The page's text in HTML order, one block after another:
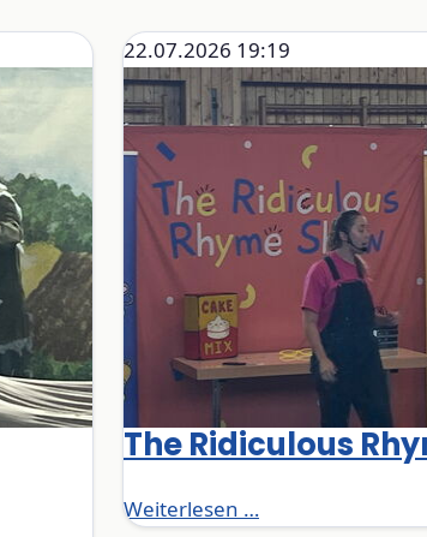
22.07.2026 19:19
The Ridiculous
Weiterlesen …